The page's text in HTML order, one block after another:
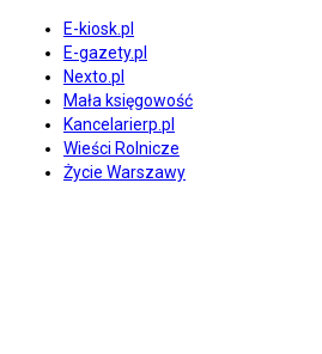
E-kiosk.pl
E-gazety.pl
Nexto.pl
Mała księgowość
Kancelarierp.pl
Wieści Rolnicze
Życie Warszawy